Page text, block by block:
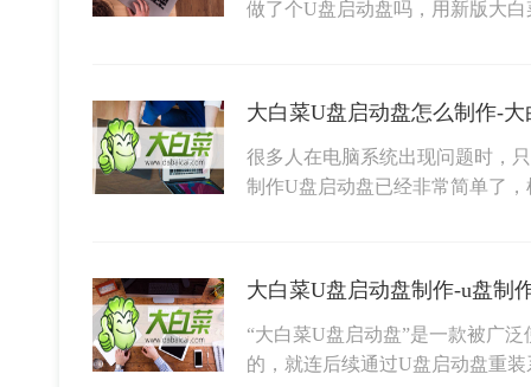
做了个U盘启动盘吗，用新版大
很多人在电脑系统出现问题时，
制作U盘启动盘已经非常简单了
大白菜U盘启动盘制作-u盘制
“大白菜U盘启动盘”是一款被广
的，就连后续通过U盘启动盘重